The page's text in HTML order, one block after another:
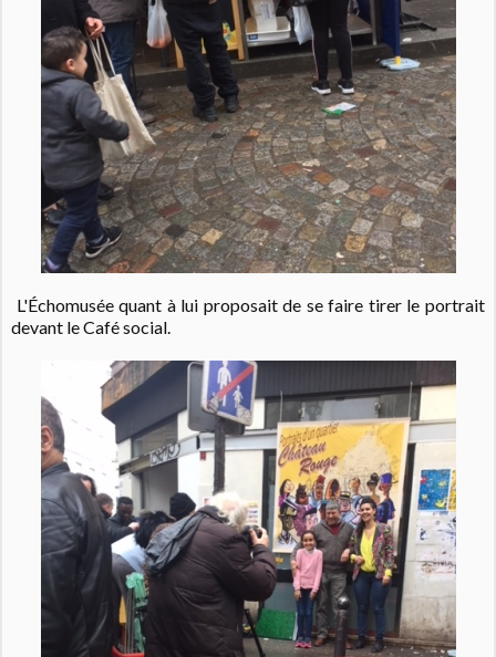
L'Échomusée quant à lui proposait de se faire tirer le portrait
devant le Café social.